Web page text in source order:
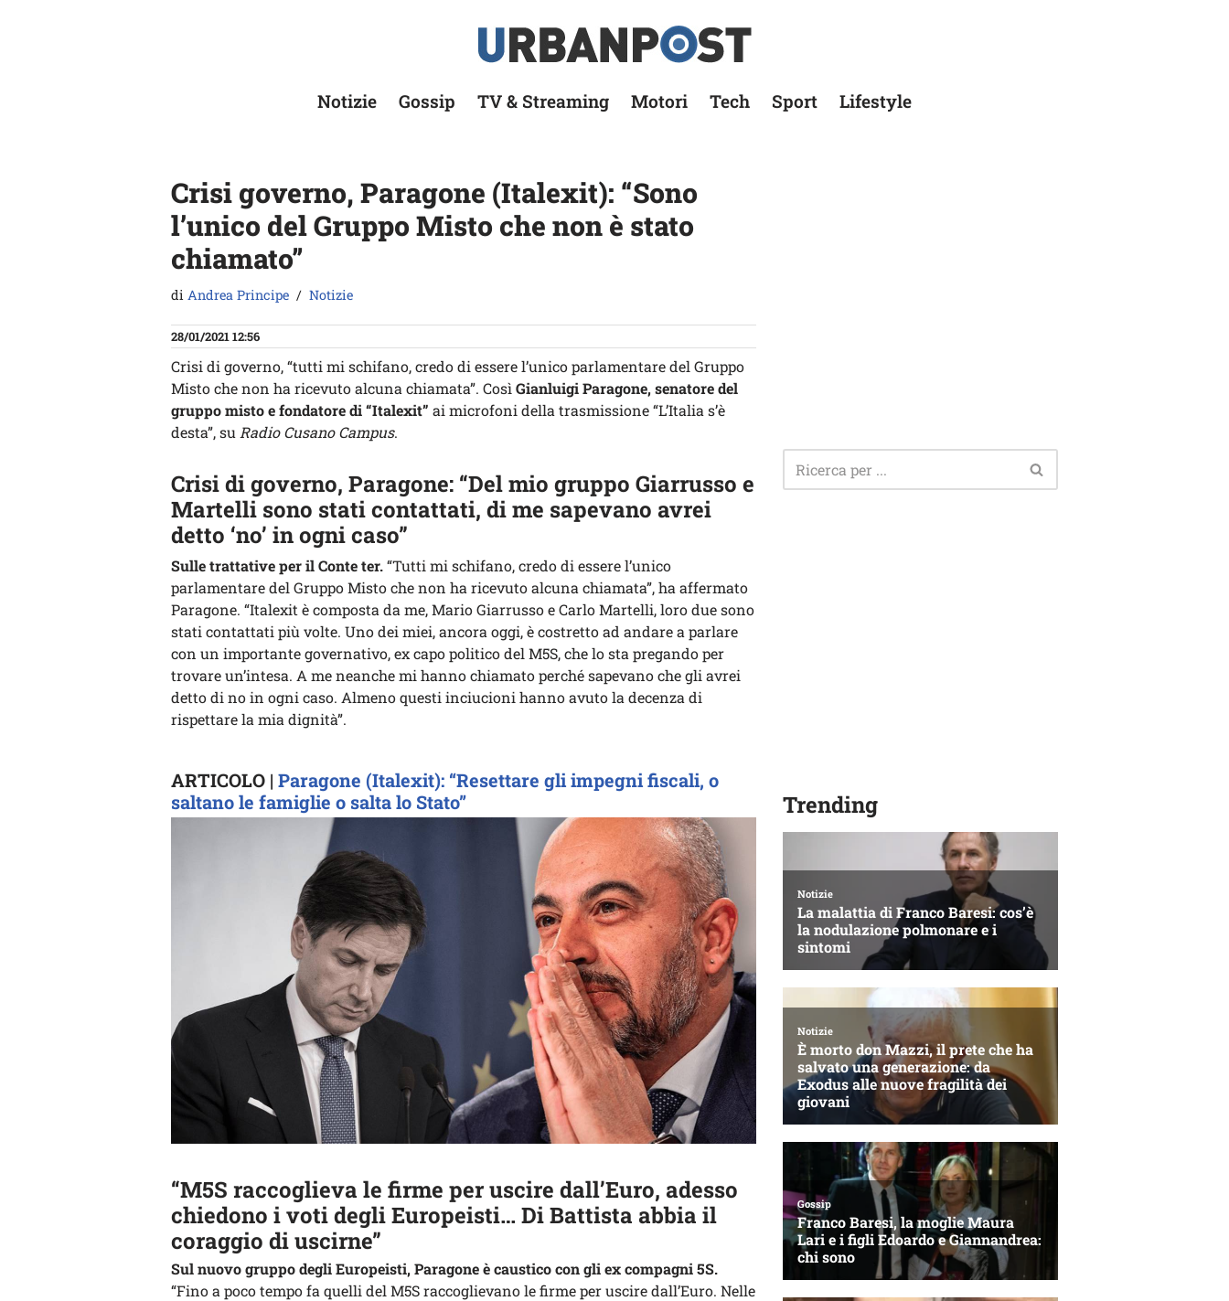
Notizie Gossip TV & Streaming Motori Tech Sport Lifestyle
Crisi governo, Paragone (Italexit): “Sono
l’unico del Gruppo Misto che non è stato
chiamato”
di Andrea Principe Notizie
28/01/2021 12:56
Crisi di governo, “tutti mi schifano, credo di essere l’unico parlamentare del Gruppo
Misto che non ha ricevuto alcuna chiamata”. Così Gianluigi Paragone, senatore del
gruppo misto e fondatore di “Italexit” ai microfoni della trasmissione “L’Italia s’è
desta”, su Radio Cusano Campus.
Crisi di governo, Paragone: “Del mio gruppo Giarrusso e
Martelli sono stati contattati, di me sapevano avrei
detto ‘no’ in ogni caso”
Sulle trattative per il Conte ter.“Tutti mi schifano, credo di essere l’unico
parlamentare del Gruppo Misto che non ha ricevuto alcuna chiamata”, ha affermato
Paragone. “Italexit è composta da me, Mario Giarrusso e Carlo Martelli, loro due sono
stati contattati più volte. Uno dei miei, ancora oggi, è costretto ad andare a parlare
con un importante governativo, ex capo politico del M5S, che lo sta pregando per
trovare un’intesa. A me neanche mi hanno chiamato perché sapevano che gli avrei
detto di no in ogni caso. Almeno questi inciucioni hanno avuto la decenza di
rispettare la mia dignità”.
ARTICOLO | Paragone (Italexit): “Resettare gli impegni fiscali, o
saltano le famiglie o salta lo Stato”
“M5S raccoglieva le firme per uscire dall’Euro, adesso
chiedono i voti degli Europeisti… Di Battista abbia il
coraggio di uscirne”
Sul nuovo gruppo degli Europeisti, Paragone è caustico con gli ex compagni 5S.
“Fino a poco tempo fa quelli del M5S raccoglievano le firme per uscire dall’Euro. Nelle
Trending